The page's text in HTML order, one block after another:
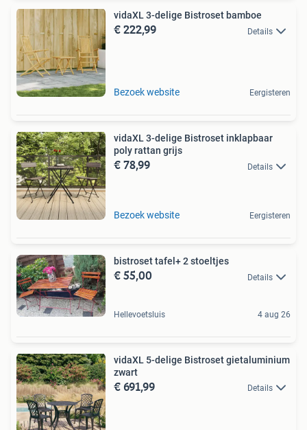
vidaXL 3-delige Bistroset bamboe
€ 222,99 Details
Bezoek website Eergisteren
vidaXL 3-delige Bistroset inklapbaar
poly rattan grijs
€ 78,99 Details
Bezoek website Eergisteren
bistroset tafel+ 2 stoeltjes
€ 55,00 Details
Hellevoetsluis 4 aug 26
vidaXL 5-delige Bistroset gietaluminium
zwart
€ 691,99 Details